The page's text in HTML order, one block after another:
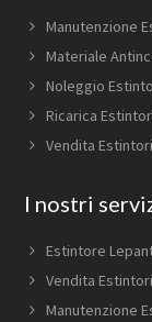
Manutenzione
Materiale
Noleggio
Ricarica
Vendita
I nostri
Estintore
Vendita
Manutenzione